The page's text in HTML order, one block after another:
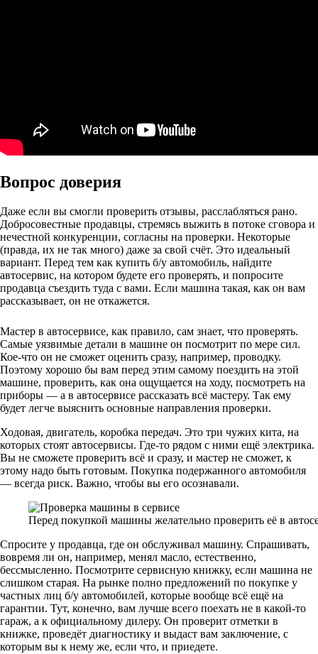
Вопрос доверия
Даже если вы смогли проверить отзывы, расслабляться рано.
Добросовестные продавцы, стремясь выжить в потоке сговора и
нечестной конкуренции, согласны на проверки. Некоторые
(правда, их не так много) даже за свой счёт. Это идеальный
вариант. Перед тем как купить б/у автомобиль, найдите
автосервис, на котором будете его проверять, и попросите
продавца съездить туда с вами. Если машина такая, как он вам
рассказывает, он не откажется.
Мастер в автосервисе, как правило, сам знает, что проверять.
Самые уязвимые детали в машине он посмотрит по мере сил.
Кое-что он не сможет оценить сразу, например, проводку.
Поэтому хорошо бы вам перед этим самому поездить на этой
машине, проверить, как она ощущается на ходу, посмотреть на
приборы — а в автосервисе рассказать всё мастеру. Так ему
будет легче выяснить основные направления проверки.
Ходовая, двигатель, коробка передач. Это три чужих кита, на
которых стоят автосервисы. Где-то рядом с ними ещё электрика.
Вы не сможете проверить всё и сразу, и мастер не сможет, к
этому надо быть готовым. Покупка подержанного автомобиля
— всегда риск. Важно, чтобы вы его осознавали.
Перед покупкой машины желательно проверить её в
Спросите у продавца, где он обслуживал машину. Спрашивать,
вовремя ли он, например, менял масло, естественно,
бессмысленно. Посмотрите сервисную книжку, если машина не
слишком старая. На рынке полно предложений по покупке у
частных лиц б/у автомобилей, которые вообще всё ещё на
гарантии. Тут, конечно, вам лучше всего поехать не в какой-то
гараж, а к официальному дилеру. Он проверит отметки в
книжке, проведёт диагностику и выдаст вам заключение, с
которым вы к нему же, если что, и приедете.